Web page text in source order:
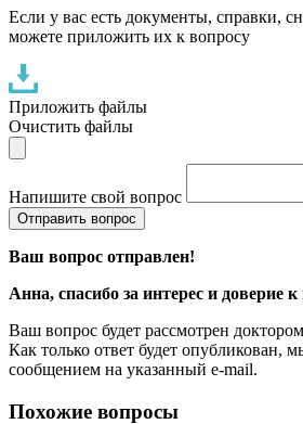
Если у вас есть документы, справки,
можете приложить их к вопросу
Приложить файлы
Очистить файлы
Напишите свой вопрос
Отправить вопрос
Ваш вопрос отправлен!
Анна, спасибо за интерес и доверие
Ваш вопрос будет рассмотрен
Как только ответ будет опубликован,
сообщением на указанный e-mail.
Похожие вопросы